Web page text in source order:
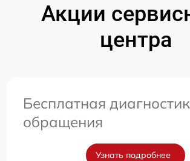
Акции
центра
Бесплатная
обращения
Узнать подробнее